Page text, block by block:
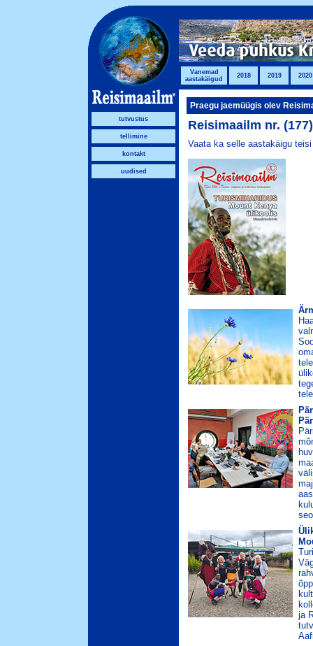
Vanemad
aastakäigud
2018 2019 2020
tutvustus
tellimine
kontakt
uudised
Praegu jaemüügis olev
Reisimaailm nr.
Vaata ka selle aastakäigu
ja